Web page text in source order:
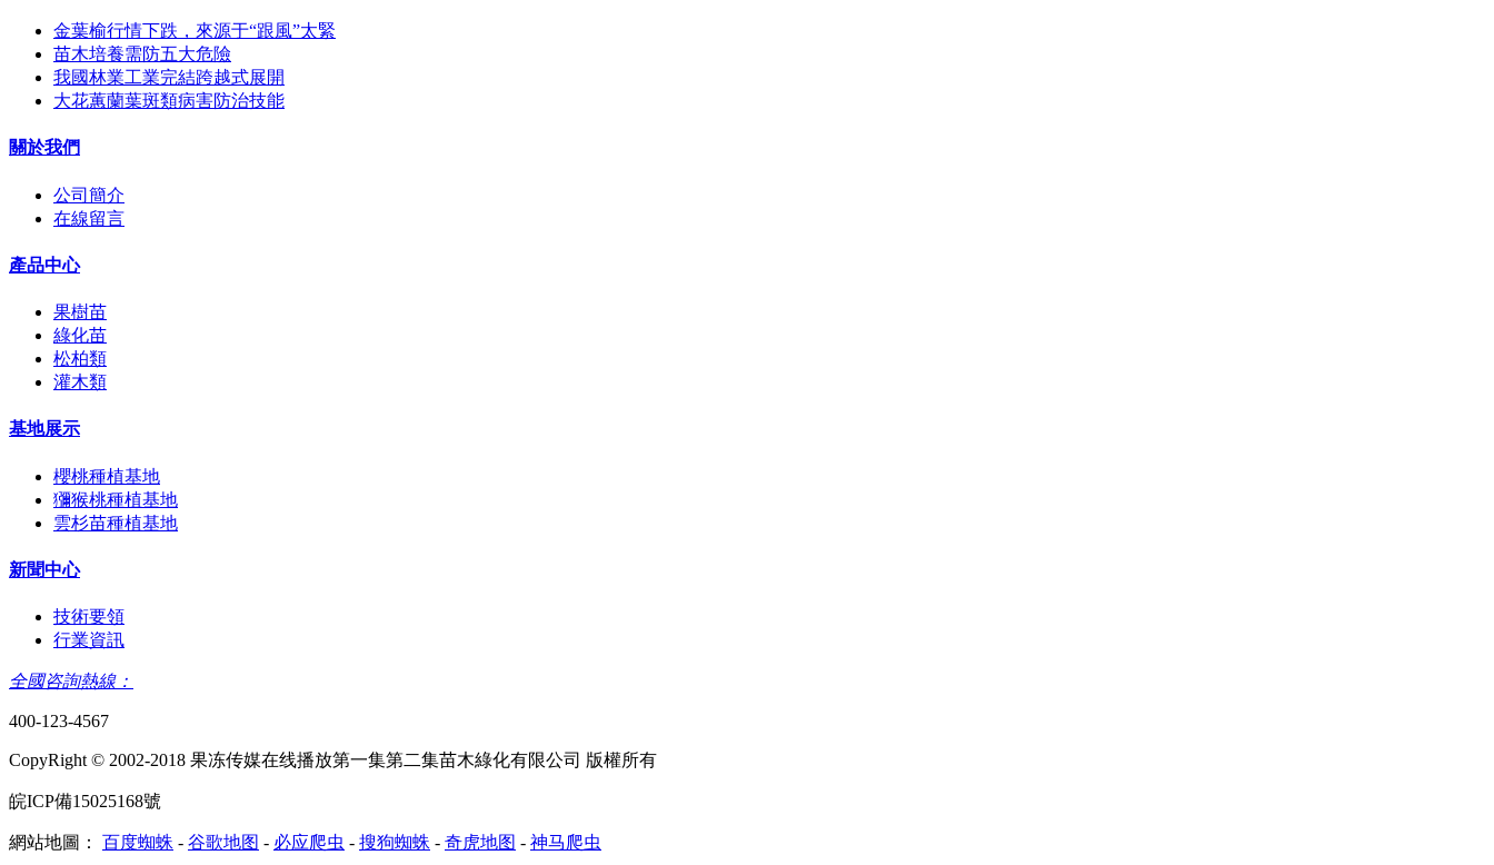
金葉榆行情下跌，來源于“跟風”太緊
苗木培養需防五大危險
我國林業工業完結跨越式展開
大花蕙蘭葉斑類病害防治技能
關於我們
公司簡介
在線留言
產品中心
果樹苗
綠化苗
松柏類
灌木類
基地展示
櫻桃種植基地
獼猴桃種植基地
雲杉苗種植基地
新聞中心
技術要領
行業資訊
全國咨詢熱線：
400-123-4567
CopyRight © 2002-2018 果冻传媒在线播放第一集第二集苗木綠化有限公司 版權所有
皖ICP備15025168號
網站地圖： 百度蜘蛛 - 谷歌地图 - 必应爬虫 - 搜狗蜘蛛 - 奇虎地图 - 神马爬虫